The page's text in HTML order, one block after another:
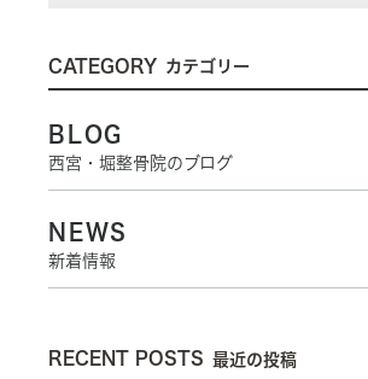
CATEGORY カテゴリー
BLOG
西宮・堀整骨院のブログ
NEWS
新着情報
RECENT POSTS 最近の投稿